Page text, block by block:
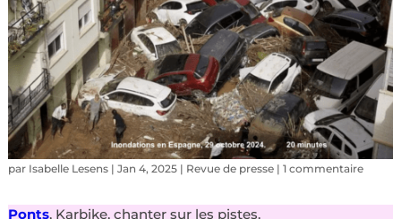
par Isabelle Lesens| Jan 4, 2025| Revue de presse| 1 commentaire
Ponts, Karbike, chanter sur les pistes.